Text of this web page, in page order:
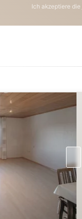
Ich akzeptiere die